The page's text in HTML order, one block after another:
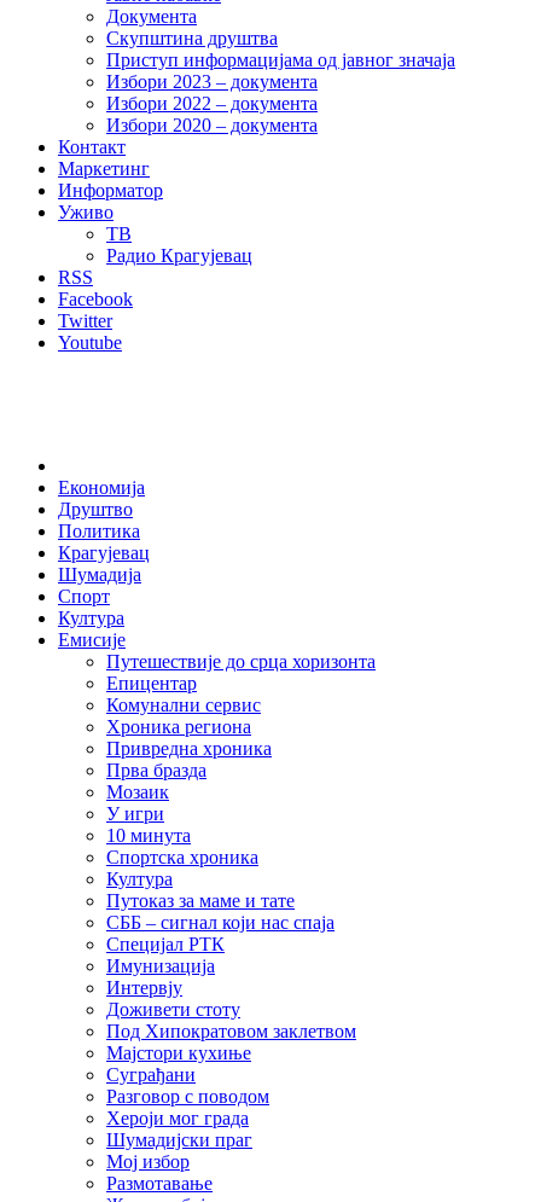
Документа
Скупштина друштва
Приступ информацијама од јавног значаја
Избори 2023 – документа
Избори 2022 – документа
Избори 2020 – документа
Контакт
Маркетинг
Информатор
Уживо
ТВ
Радио Крагујевац
RSS
Facebook
Twitter
Youtube
Економија
Друштво
Политика
Крагујевац
Шумадија
Спорт
Култура
Емисије
Путешествије до срца хоризонта
Епицентар
Комунални сервис
Хроника региона
Привредна хроника
Прва бразда
Мозаик
У игри
10 минута
Спортска хроника
Култура
Путоказ за маме и тате
СББ – сигнал који нас спаја
Специјал РТК
Имунизација
Интервју
Доживети стоту
Под Хипократовом заклетвом
Мајстори кухиње
Суграђани
Разговор с поводом
Хероји мог града
Шумадијски праг
Мој избор
Размотавање